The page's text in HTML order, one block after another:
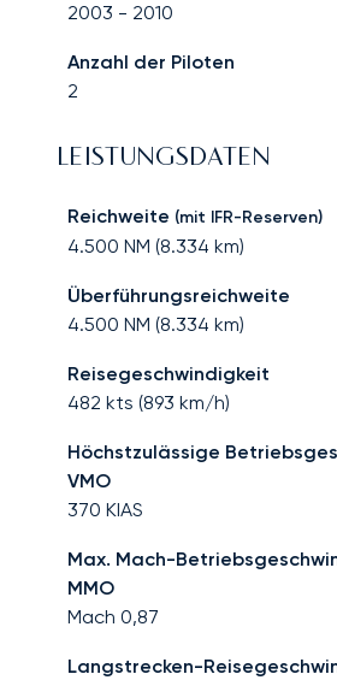
2003 - 2010
Anzahl der Piloten
2
LEISTUNGSDATEN
Reichweite (mit IFR-Reserven)
4.500 NM (8.334 km)
Überführungsreichweite
4.500 NM (8.334 km)
Reisegeschwindigkeit
482 kts (893 km/h)
Höchstzulässige
VMO
370 KIAS
Max. Mach-
MMO
Mach 0,87
Langstrecken-